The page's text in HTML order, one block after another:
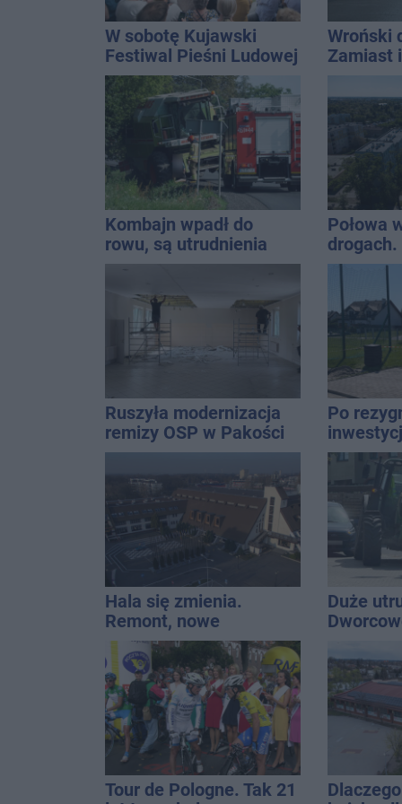
W sobotę Kujawski
Festiwal Pieśni Ludowej
Wroński
Zamiast
Kombajn wpadł do
rowu, są utrudnienia
Połowa
Ruszyła modernizacja
remizy OSP w Pakości
Po
do
Hala się zmienia.
Remont, nowe
nagłośnienie, a przed
wejściem stanie
QEMETICA ARENA
Duże
ciągnika
Tour de Pologne. Tak 21